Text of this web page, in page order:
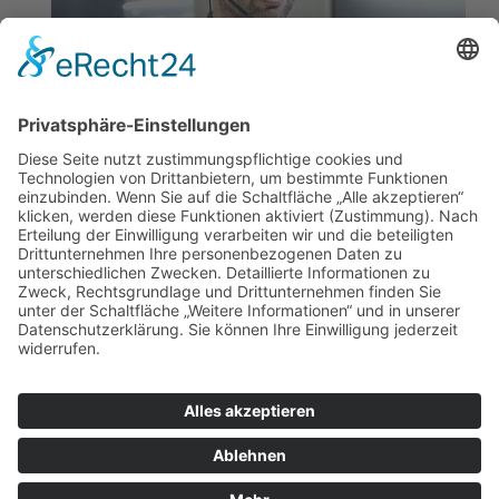
Von Netzwerkadministration über
Geräteverwaltung, Support und Helpdesk
bieten wir Ihnen alles, was Sie für den
reibungslosen Betrieb Ihres Produkts
benötigen. Ob mit direkten Ansprechpartnern
oder via Ticket-System unterstützen wir Sie
außerdem mit vollumfänglichen
und spezifischen Schulungen zu Ihrem
Softwareprodukt.